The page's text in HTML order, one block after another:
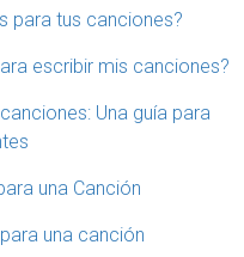
para tus canciones?
escribir mis canciones?
Una guía para
una Canción
una canción